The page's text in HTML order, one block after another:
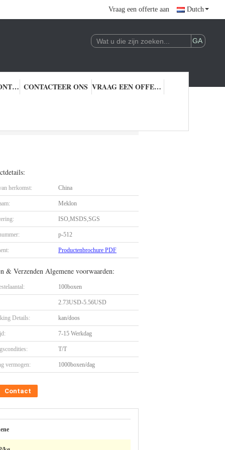
Vraag een offerte aan Dutch
KWALITEITSCONTROLE CONTACTEER ONS VRAAG EEN OFFERTE AAN
herkomst: China
Meklon
ISO,MSDS,SGS
p-512
Productenbrochure PDF
& Verzenden Algemene voorwaarden:
100boxen
2.73USD-5.56USD
Details: kan/doos
7-15 Werkdag
T/T
vermogen: 1000boxen/dag
Contact